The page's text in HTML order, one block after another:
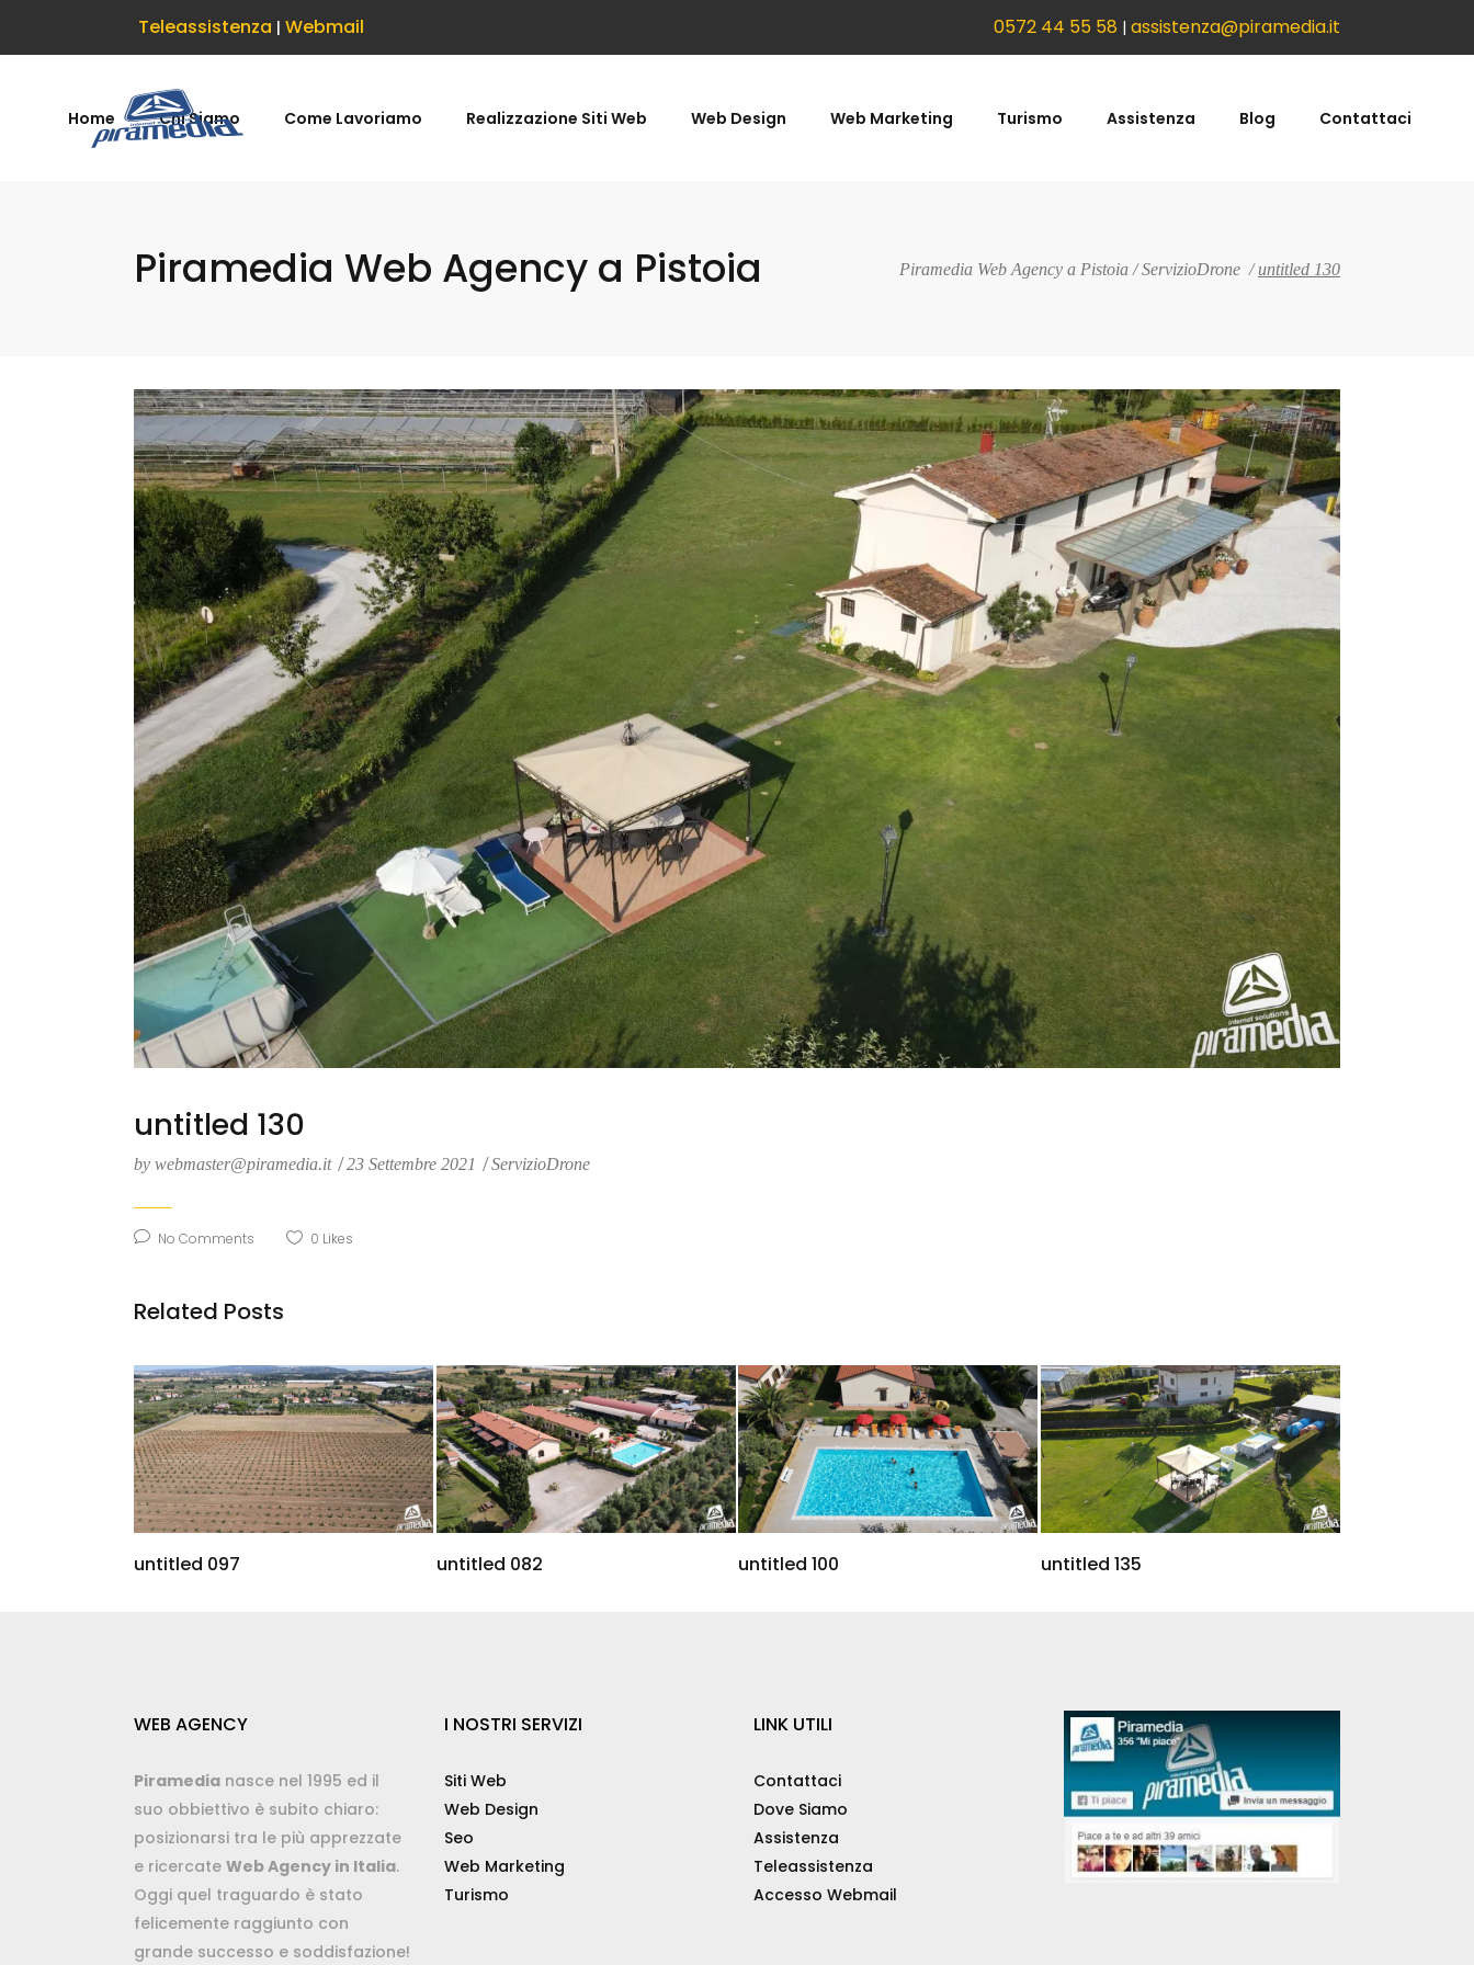
Teleassistenza | Webmail 0572 44 55 58 | assistenza@piramedia.it
Home Chi Siamo Come Lavoriamo Realizzazione Siti Web Web Design Web Marketing Turismo Assistenza Blog Contattaci
Piramedia Web Agency a Pistoia Piramedia Web Agency a Pistoia /ServizioDrone /untitled 130
untitled 130
by webmaster@piramedia.it 23 Settembre 2021 ServizioDrone
No Comments 0 Likes
Related Posts
untitled 097 untitled 082 untitled 100 untitled 135
WEB AGENCY
Piramedia nasce nel 1995 ed il
suo obbiettivo è subito chiaro:
posizionarsi tra le più apprezzate
e ricercate Web Agency in Italia.
Oggi quel traguardo è stato
felicemente raggiunto con
grande successo e soddisfazione!
I NOSTRI SERVIZI
Siti Web
Web Design
Seo
Web Marketing
Turismo
LINK UTILI
Contattaci
Dove Siamo
Assistenza
Teleassistenza
Accesso Webmail